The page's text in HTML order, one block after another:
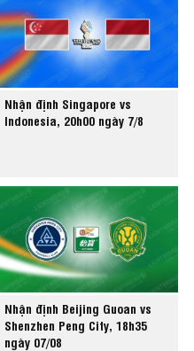
Nhận định Singapore vs
Indonesia, 20h00 ngày 7/8
Nhận định Beijing Guoan vs
Shenzhen Peng City, 18h35
ngày 07/08